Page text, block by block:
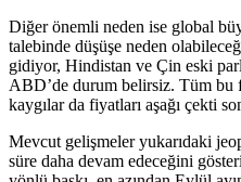
Diğer önemli neden ise global
talebinde düşüşe neden
gidiyor, Hindistan ve Çin eski
ABD’de durum belirsiz. Tüm bu
kaygılar da fiyatları aşağı çekti
Mevcut gelişmeler yukarıdaki
süre daha devam edeceğini